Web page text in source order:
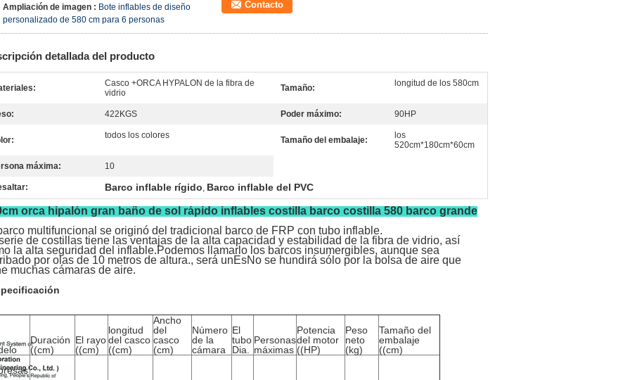
Ampliación de imagen : Bote inflables de diseño
personalizado de 580 cm para 6 personas
Contacto
detallada del producto
Casco +ORCA HYPALON de la fibra de
vidrio
Tamaño: longitud de los 580cm
422KGS Poder máximo: 90HP
todos los colores Tamaño del embalaje:
los
520cm*180cm*60cm
máxima: 10
Barco inflable rígido, Barco inflable del PVC
orca hipalón gran baño de sol rápido inflables costilla barco costilla 580 barco grande
multifuncional se originó del tradicional barco de FRP con tubo inflable.
de costillas tiene las ventajas de la alta capacidad y estabilidad de la fibra de vidrio, así
la alta seguridad del inflable.Podemos llamarlo los barcos insumergibles, aunque sea
por olas de 10 metros de altura., será unEsNo se hundirá sólo por la bolsa de aire que
muchas cámaras de aire.
Duración
((cm)
El rayo
((cm)
longitud
del casco
((cm)
Ancho
del
casco
(cm)
Número
de la
cámara
El
tubo
Dia.
Personas
máximas
Potencia
del motor
((HP)
Peso
neto
(kg)
Tamaño del
embalaje
((cm)